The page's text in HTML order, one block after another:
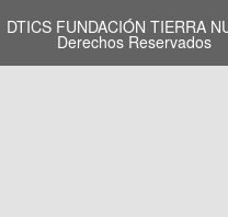
DTICS FUNDACIÓN TIERRA
Derechos Reservados